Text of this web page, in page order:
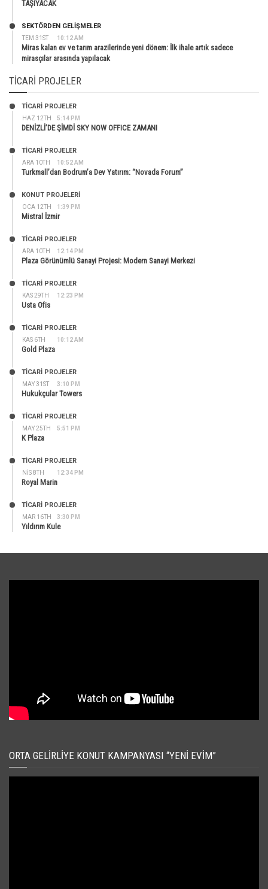
TAŞIYACAK
TEM 31ST 10:12 AM
SEKTÖRDEN GELIŞMELER
Miras kalan ev ve tarım arazilerinde yeni dönem: İlk ihale artık sadece
mirasçılar arasında yapılacak
TICARI PROJELER
HAZ 12TH 5:14 PM
TİCARİ PROJELER
DENİZLİ’DE ŞİMDİ SKY NOW OFFICE ZAMANI
ARA 10TH 10:52 AM
TİCARİ PROJELER
Turkmall’dan Bodrum’a Dev Yatırım: “Novada Forum”
OCA 12TH 1:39 PM
KONUT PROJELERI
Mistral İzmir
ARA 10TH 12:14 PM
TİCARİ PROJELER
Plaza Görünümlü Sanayi Projesi: Modern Sanayi Merkezi
KAS 29TH 12:23 PM
TİCARİ PROJELER
Usta Ofis
KAS 6TH 10:12 AM
TİCARİ PROJELER
Gold Plaza
MAY 31ST 3:10 PM
TİCARİ PROJELER
Hukukçular Towers
MAY 25TH 5:51 PM
TİCARİ PROJELER
K Plaza
NIS 8TH 12:34 PM
TİCARİ PROJELER
Royal Marin
MAR 16TH 3:30 PM
TİCARİ PROJELER
Yıldırım Kule
ORTA GELIRLIYE KONUT KAMPANYASI “YENI EVIM”